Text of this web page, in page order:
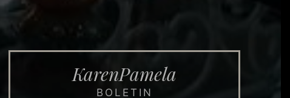
KarenPamela
BOLETIN